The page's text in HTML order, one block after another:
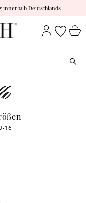
innerhalb Deutschlands
16